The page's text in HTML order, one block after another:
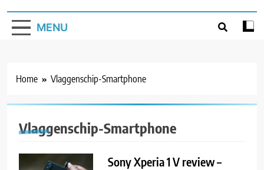
MENU
Home Vlaggenschip-Smartphone
Vlaggenschip-Smartphone
Sony Xperia 1 V review –